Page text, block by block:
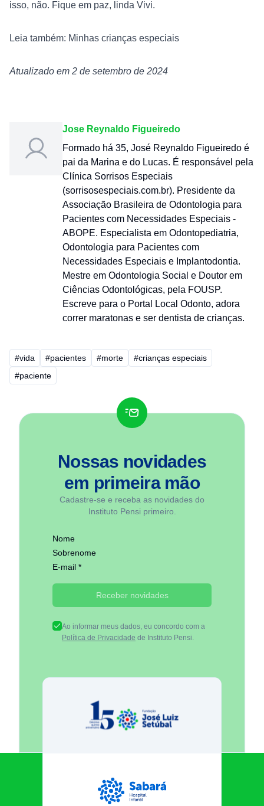
isso, não. Fique em paz, linda Vivi.
Leia também: Minhas crianças especiais
Atualizado em 2 de setembro de 2024
Jose Reynaldo Figueiredo
Formado há 35, José Reynaldo Figueiredo é
pai da Marina e do Lucas. É responsável pela
Clínica Sorrisos Especiais
(sorrisosespeciais.com.br). Presidente da
Associação Brasileira de Odontologia para
Pacientes com Necessidades Especiais -
ABOPE. Especialista em Odontopediatria,
Odontologia para Pacientes com
Necessidades Especiais e Implantodontia.
Mestre em Odontologia Social e Doutor em
Ciências Odontológicas, pela FOUSP.
Escreve para o Portal Local Odonto, adora
correr maratonas e ser dentista de crianças.
#vida #pacientes #morte
#crianças especiais
#paciente
Nossas novidades
em primeira mão
Cadastre-se e receba as novidades do
Instituto Pensi primeiro.
Nome
Sobrenome
E-mail *
Receber novidades
Ao informar meus dados, eu concordo com a
Política de Privacidade de Instituto Pensi.
Fundação José Luiz Egydio
Sabará Hospital Infantil